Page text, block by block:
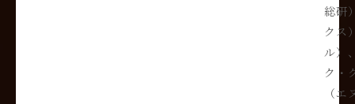
総研
クス
ル）
ク・
（